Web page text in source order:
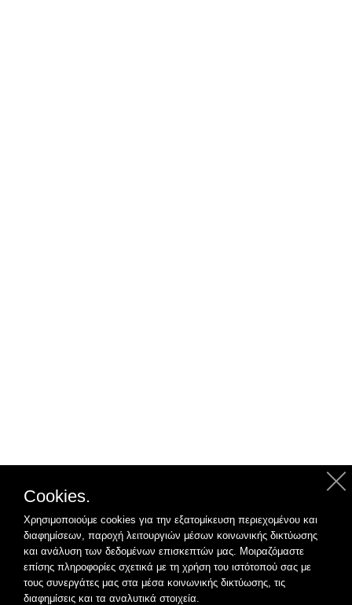
Cookies.
Χρησιμοποιούμε cookies για την εξατομίκευση περιεχομένου και
διαφημίσεων, παροχή λειτουργιών μέσων κοινωνικής δικτύωσης
και ανάλυση των δεδομένων επισκεπτών μας. Μοιραζόμαστε
επίσης πληροφορίες σχετικά με τη χρήση του ιστότοπού σας με
τους συνεργάτες μας στα μέσα κοινωνικής δικτύωσης, τις
διαφημίσεις και τα αναλυτικά στοιχεία.